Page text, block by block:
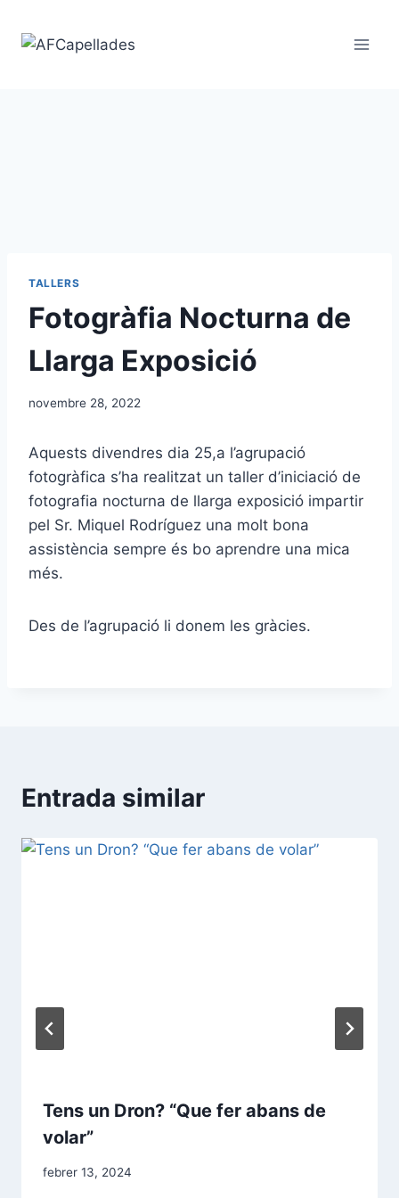
TALLERS
Fotogràfia Nocturna de
Llarga Exposició
novembre 28, 2022
Aquests divendres dia 25,a l’agrupació
fotogràfica s’ha realitzat un taller d’iniciació de
fotografia nocturna de llarga exposició impartir
pel Sr. Miquel Rodríguez una molt bona
assistència sempre és bo aprendre una mica
més.
Des de l’agrupació li donem les gràcies.
Entrada similar
Tens un Dron? “Que fer abans de
volar”
febrer 13, 2024